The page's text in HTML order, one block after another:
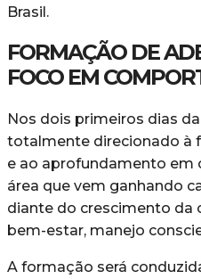
Brasil.
FORMAÇÃO DE
FOCO EM
Nos dois primeiros dias
totalmente direcionado à
e ao aprofundamento
área que vem ganhando
diante do crescimento da
bem-estar, manejo
A formação será